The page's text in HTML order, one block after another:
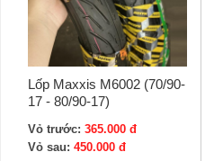
Lốp Maxxis M6002 (70/90-
17 - 80/90-17)
Vỏ trước: 365.000 đ
Vỏ sau: 450.000 đ